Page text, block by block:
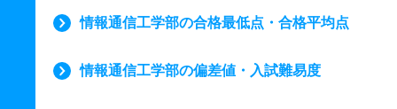
情報通信工学部の合格最低点・合格平均点
情報通信工学部の偏差値・入試難易度